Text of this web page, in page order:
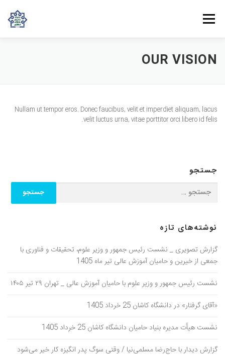
فهرست
روش‌های مشارکت
OUR VISION
Nullam ut tempor eros. Donec faucibus, velit et imperdiet aliquam, lacus
velit luctus urna, vitae porttitor orci libero id felis.
جستجو
جستجو برای:
نوشته‌های تازه
گزارش تصویری _ نشست رئیس جمهور و وزیر علوم، تحقیقات و فناوری با
جمعی از خیرین و حامیان آموزش عالی تیر ماه 1405
نشست رئیس جمهور و وزیر علوم با حامیان آموزش عالی _ تهران ۲۹ تیر ۱۴۰۵
«آقای گرفتار» در دانشگاه کاشان 25 خرداد 1405
نشست هیأت مدیره بنیاد حامیان دانشگاه کاشان 25 خرداد 1405
گزارش دیدار با حاج‌رضا مسلمی‌نیا / وقتی سوگ پدر انگیزه کار خیر می‌شود